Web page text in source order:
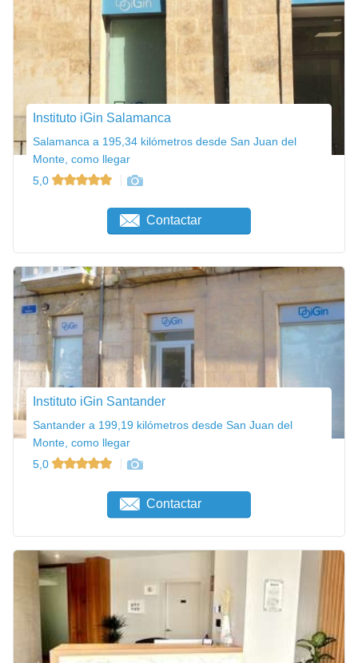
Instituto iGin Salamanca
Salamanca a 195,34 kilómetros desde San Juan del
Monte, como llegar
5,0
Contactar
Instituto iGin Santander
Santander a 199,19 kilómetros desde San Juan del
Monte, como llegar
5,0
Contactar